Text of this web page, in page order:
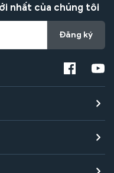
nhất của chúng tôi
Đăng ký